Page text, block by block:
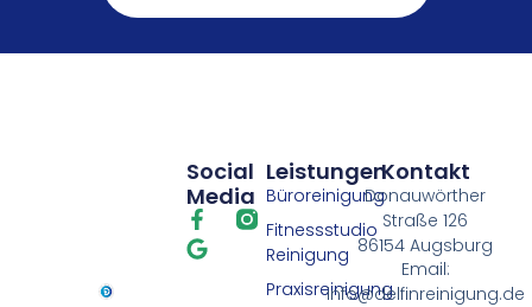
Leistungen
Büroreinigung
Fitnessstudio
Reinigung
Praxisreinigung
Social
Media
Kontakt
Donauwörther
Straße 126
86154 Augsburg
Email:
info@delfinreinigung.de